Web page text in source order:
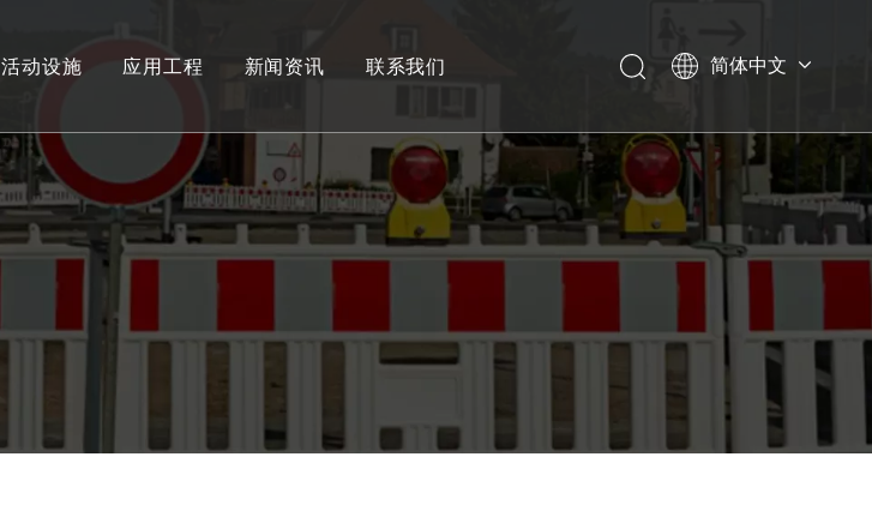
活动设施
行人围栏
伸缩围栏
应用工程 新闻资讯 联系我们 简体中文